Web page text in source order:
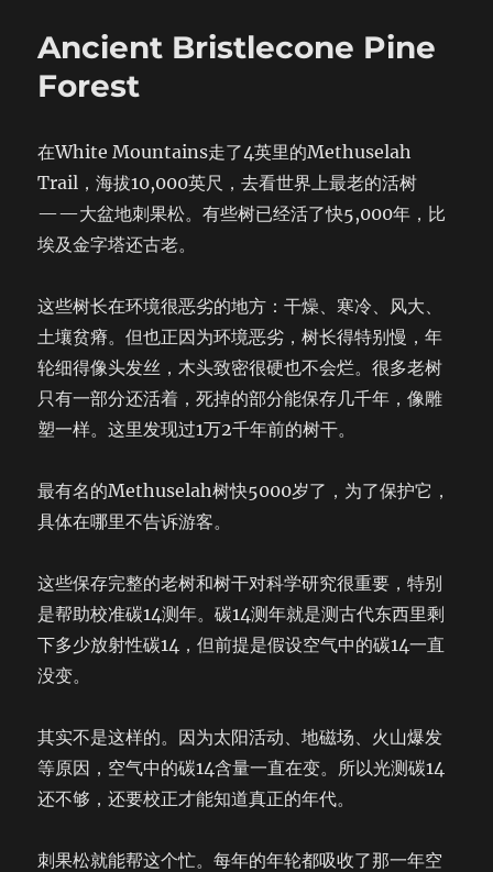
Ancient Bristlecone Pine
Forest
在White Mountains走了4英里的Methuselah
Trail，海拔10,000英尺，去看世界上最老的活树
——大盆地刺果松。有些树已经活了快5,000年，比
埃及金字塔还古老。
这些树长在环境很恶劣的地方：干燥、寒冷、风大、
土壤贫瘠。但也正因为环境恶劣，树长得特别慢，年
轮细得像头发丝，木头致密很硬也不会烂。很多老树
只有一部分还活着，死掉的部分能保存几千年，像雕
塑一样。这里发现过1万2千年前的树干。
最有名的Methuselah树快5000岁了，为了保护它，
具体在哪里不告诉游客。
这些保存完整的老树和树干对科学研究很重要，特别
是帮助校准碳14测年。碳14测年就是测古代东西里剩
下多少放射性碳14，但前提是假设空气中的碳14一直
没变。
其实不是这样的。因为太阳活动、地磁场、火山爆发
等原因，空气中的碳14含量一直在变。所以光测碳14
还不够，还要校正才能知道真正的年代。
刺果松就能帮这个忙。每年的年轮都吸收了那一年空